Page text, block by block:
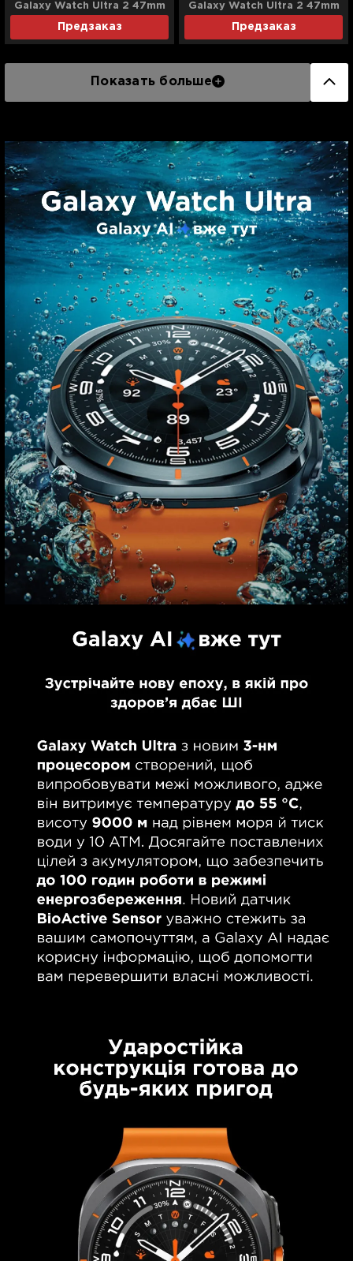
Galaxy Watch Ultra 2 47mm
Black Marine Band (SM-
L715FZKA) (Standard)
Предзаказ
Galaxy Watch Ultra 2 47mm
Olive Marine Band (SM-
L715FZSA) (Standard)
Предзаказ
Показать больше